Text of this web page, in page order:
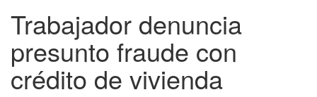
Trabajador denuncia
presunto fraude con
crédito de vivienda